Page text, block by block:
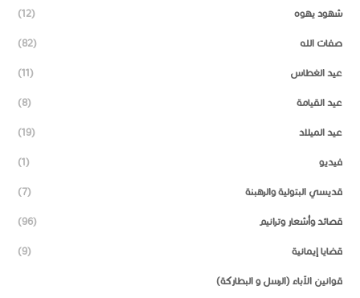
شهود يهوه (12)
صفات الله (82)
عيد الغطاس (11)
عيد القيامة (8)
عيد الميلاد (19)
فيديو (1)
قديسي البتولية والرهبنة (7)
قصائد وأشعار وترانيم (96)
قضايا إيمانية (9)
قوانين الآباء (الرسل و البطاركة)